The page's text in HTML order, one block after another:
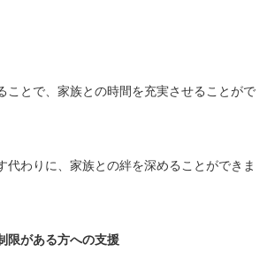
ことで、家族との時間を充実させることがで
代わりに、家族との絆を深めることができま
限がある方への支援